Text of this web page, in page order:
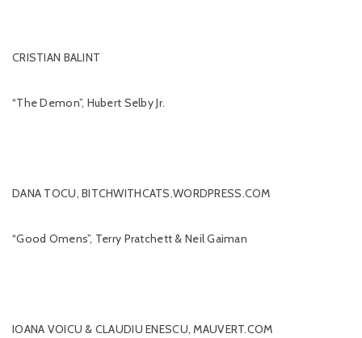
CRISTIAN BALINT
“The Demon”, Hubert Selby Jr.
DANA TOCU, BITCHWITHCATS.WORDPRESS.COM
“Good Omens”, Terry Pratchett & Neil Gaiman
IOANA VOICU & CLAUDIU ENESCU, MAUVERT.COM